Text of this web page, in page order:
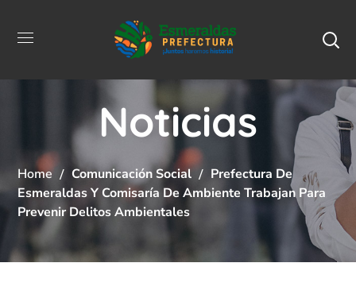
Noticias
Home Comunicación Social
Prefectura De
Esmeraldas Y Comisaría De Ambiente Trabajan Para
Prevenir Delitos Ambientales